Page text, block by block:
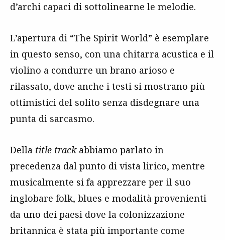
d’archi capaci di sottolinearne le melodie.
L’apertura di “The Spirit World” è esemplare
in questo senso, con una chitarra acustica e il
violino a condurre un brano arioso e
rilassato, dove anche i testi si mostrano più
ottimistici del solito senza disdegnare una
punta di sarcasmo.
Della title trackabbiamo parlato in
precedenza dal punto di vista lirico, mentre
musicalmente si fa apprezzare per il suo
inglobare folk, blues e modalità provenienti
da uno dei paesi dove la colonizzazione
britannica è stata più importante come